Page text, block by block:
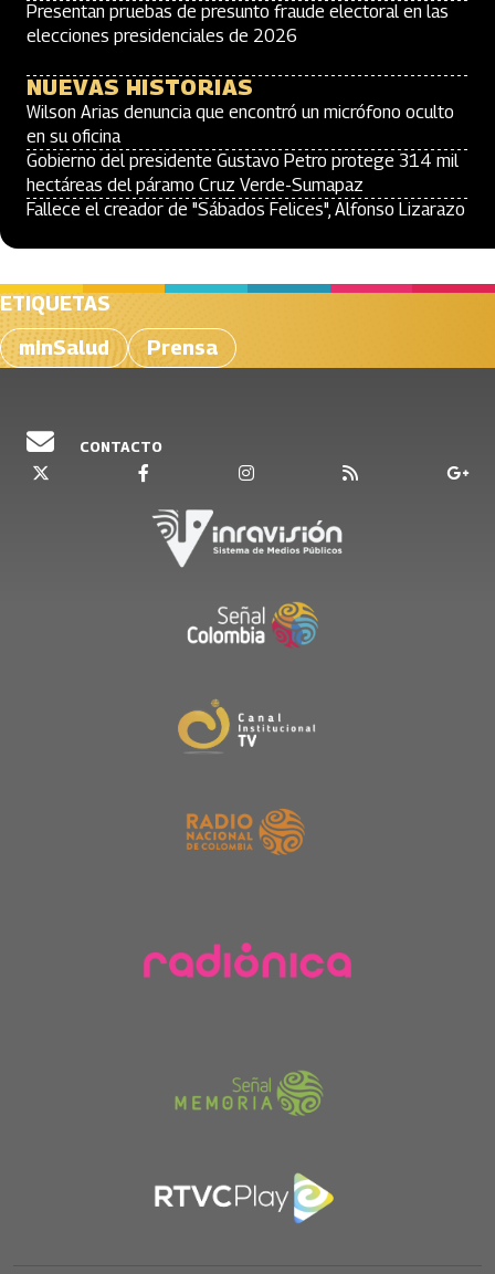
Presentan pruebas de presunto fraude electoral en las
elecciones presidenciales de 2026
NUEVAS HISTORIAS
Wilson Arias denuncia que encontró un micrófono oculto
en su oficina
Gobierno del presidente Gustavo Petro protege 314 mil
hectáreas del páramo Cruz Verde-Sumapaz
Fallece el creador de "Sábados Felices", Alfonso Lizarazo
ETIQUETAS
minSalud
Prensa
CONTACTO